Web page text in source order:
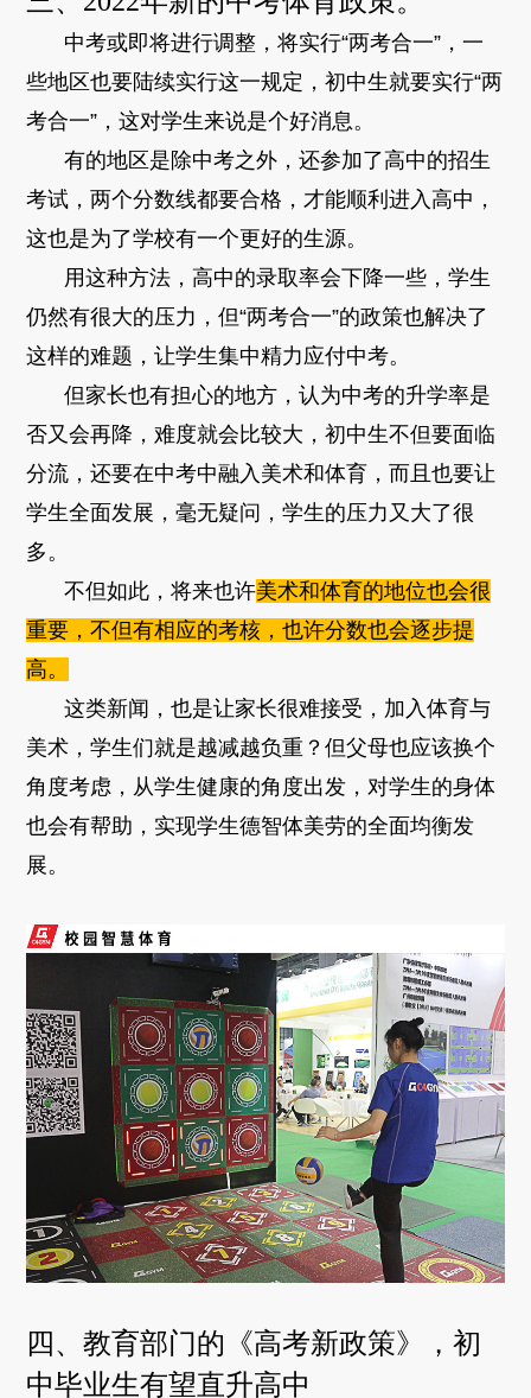
中考或即将进行调整，将实行“两考合一” ，一
些地区也要陆续实行这一规定，初中生就要实行“两
考合一”，这对学生来说是个好消息。
有的地区是除中考之外，还参加了高中的招生
考试，两个分数线都要合格，才能顺利进入高中，
这也是为了学校有一个更好的生源。
用这种方法，高中的录取率会下降一些，学生
仍然有很大的压力，但“两考合一”的政策也解决了
这样的难题，让学生集中精力应付中考。
但家长也有担心的地方，认为中考的升学率是
否又会再降，难度就会比较大，初中生不但要面临
分流，还要在中考中融入美术和体育，而且也要让
学生全面发展，毫无疑问，学生的压力又大了很
多。
不但如此，将来也许美术和体育的地位也会很
重要，不但有相应的考核，也许分数也会逐步提
高。
这类新闻，也是让家长很难接受，加入体育与
美术，学生们就是越减越负重？但父母也应该换个
角度考虑，从学生健康的角度出发，对学生的身体
也会有帮助，实现学生德智体美劳的全面均衡发
展。
四、教育部门的《高考新政策》，初
中毕业生有望直升高中